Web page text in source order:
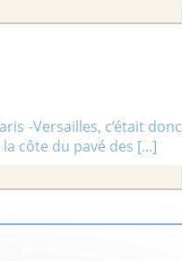
-Versailles, c’était donc
côte du pavé des [...]